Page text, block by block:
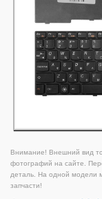
Внимание! Внешний вид
фотографий на сайте.
деталь. На одной модели
запчасти!